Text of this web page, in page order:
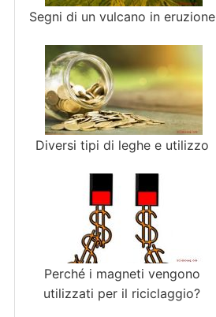
Segni di un vulcano in eruzione
Diversi tipi di leghe e utilizzo
Perché i magneti vengono
utilizzati per il riciclaggio?